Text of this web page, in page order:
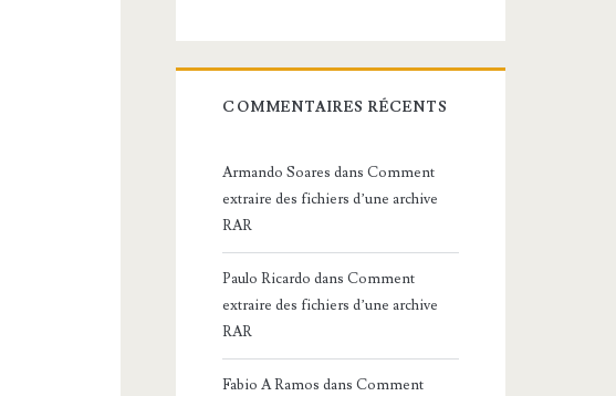
COMMENTAIRES RÉCENTS
Armando Soares dansComment
extraire des fichiers d’une archive
RAR
Paulo Ricardo dansComment
extraire des fichiers d’une archive
RAR
Fabio A Ramos dansComment